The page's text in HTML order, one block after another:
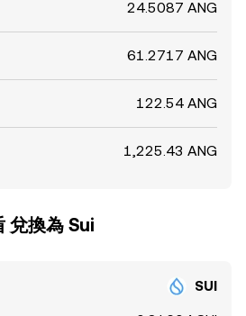
24.5087 ANG
61.2717 ANG
122.54 ANG
1,225.43 ANG
兌換為 Sui
SUI